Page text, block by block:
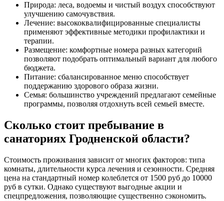
Природа: леса, водоемы и чистый воздух способствуют
улучшению самочувствия.
Лечение: высококвалифицированные специалисты
применяют эффективные методики профилактики и
терапии.
Размещение: комфортные номера разных категорий
позволяют подобрать оптимальный вариант для любого
бюджета.
Питание: сбалансированное меню способствует
поддержанию здорового образа жизни.
Семья: большинство учреждений предлагают семейные
программы, позволяя отдохнуть всей семьей вместе.
Сколько стоит пребывание в
санаториях Гродненской области?
Стоимость проживания зависит от многих факторов: типа
комнаты, длительности курса лечения и сезонности. Средняя
цена на стандартный номер колеблется от 1500 руб до 10000
руб в сутки. Однако существуют выгодные акции и
спецпредложения, позволяющие существенно сэкономить.